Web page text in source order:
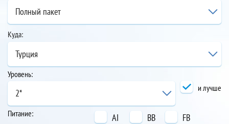
Полный пакет
Куда:
Турция
Уровень:
2* и лучше
Питание: AI BB
FB